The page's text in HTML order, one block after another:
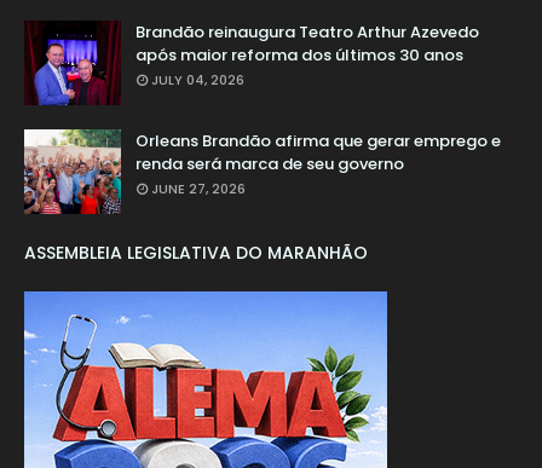
Brandão reinaugura Teatro Arthur Azevedo
após maior reforma dos últimos 30 anos
JULY 04, 2026
Orleans Brandão afirma que gerar emprego e
renda será marca de seu governo
JUNE 27, 2026
ASSEMBLEIA LEGISLATIVA DO MARANHÃO